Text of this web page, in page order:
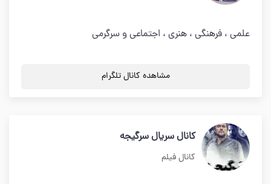
علمی ، فرهنگی ، هنری ، اجتماعی و سرگرمی
مشاهده کانال تلگرام
کانال سریال سرگیجه
کانال فیلم